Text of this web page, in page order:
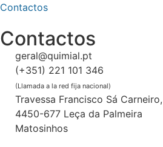
Contactos
Contactos
geral@quimial.pt
(+351) 221 101 346
(Llamada a la red fija nacional)
Travessa Francisco Sá
4450-677 Leça da Palmeira
Matosinhos